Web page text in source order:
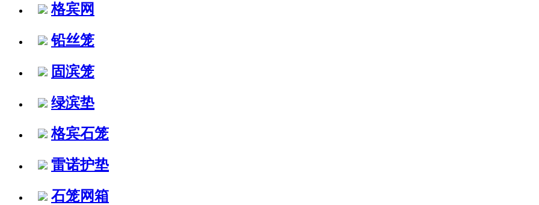
格宾网
铅丝笼
固滨笼
绿滨垫
格宾石笼
雷诺护垫
石笼网箱